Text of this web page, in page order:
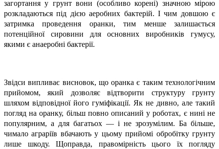
загортання у грунт вони (особливо корені) значною мірою
розкладаються під дією ­аеробних бактерій. І чим довшою є
затримка проведення оранки, тим менше залишається
потенційної сировини для основних виробників гумусу,
якими є анаеробні бактерії.
Звідси випливає висновок, що оранка є таким технологічним
прийомом, який дозволяє відтворити структуру грунту
шляхом відповідної його гуміфікації. Як не дивно, але такий
погляд на оранку, більш повно описаний у роботах, є нині не
популярним, а для багатьох — і не зрозумілим. Ба більше,
чимало аграріїв вбачають у цьому прийомі обробітку грунту
лише шкоду. Щоправда, правомірність цього їх погляду